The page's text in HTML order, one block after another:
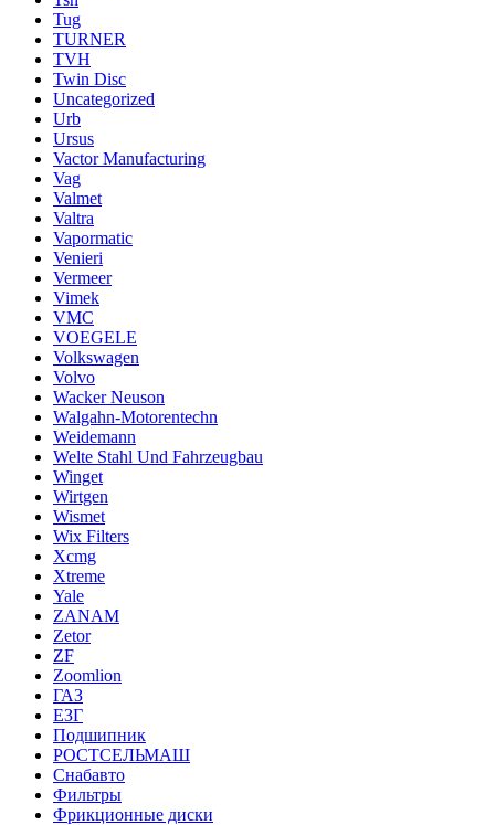
Tug
TURNER
TVH
Twin Disc
Uncategorized
Urb
Ursus
Vactor Manufacturing
Vag
Valmet
Valtra
Vapormatic
Venieri
Vermeer
Vimek
VMC
VOEGELE
Volkswagen
Volvo
Wacker Neuson
Walgahn-Motorentechn
Weidemann
Welte Stahl Und Fahrzeugbau
Winget
Wirtgen
Wismet
Wix Filters
Xcmg
Xtreme
Yale
ZANAM
Zetor
ZF
Zoomlion
ГАЗ
ЕЗГ
Подшипник
РОСТСЕЛЬМАШ
Снабавто
Фильтры
Фрикционные диски